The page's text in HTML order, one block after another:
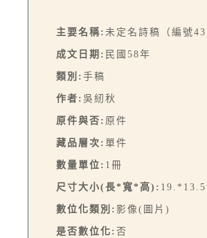
主要名稱: 未定名詩稿（編號43
成文日期: 民國58年
類別: 手稿
作者: 吳紉秋
原件與否: 原件
藏品層次: 單件
數量單位: 1冊
尺寸大小(長*寬*高):
數位化類別: 影像(圖片)
是否數位化: 否